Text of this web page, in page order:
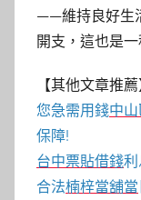
——維持良好生
開支，這也是
【其他文章推薦
您急需用錢中
保障!
台中票貼借錢利
合法楠梓當舖當